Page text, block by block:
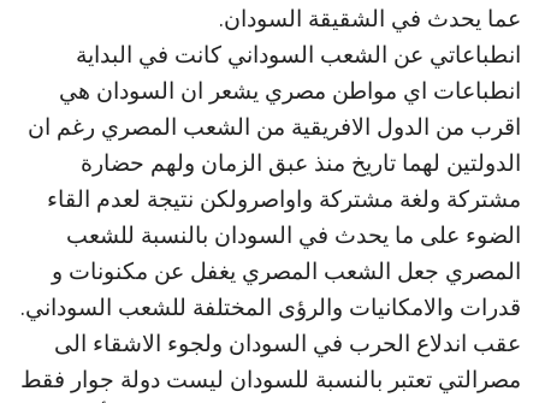
عما يحدث في الشقيقة السودان.
انطباعاتي عن الشعب السوداني كانت في البداية
انطباعات اي مواطن مصري يشعر ان السودان هي
اقرب من الدول الافريقية من الشعب المصري رغم ان
الدولتين لهما تاريخ منذ عبق الزمان ولهم حضارة
مشتركة ولغة مشتركة واواصرولكن نتيجة لعدم القاء
الضوء على ما يحدث في السودان بالنسبة للشعب
المصري جعل الشعب المصري يغفل عن مكنونات و
قدرات والامكانيات والرؤى المختلفة للشعب السوداني.
عقب اندلاع الحرب في السودان ولجوء الاشقاء الى
مصرالتي تعتبر بالنسبة للسودان ليست دولة جوار فقط